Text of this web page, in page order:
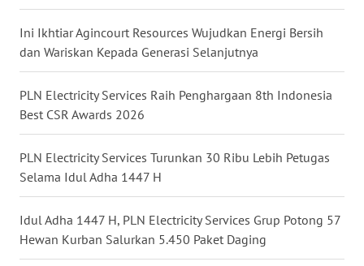
Ini Ikhtiar Agincourt Resources Wujudkan Energi Bersih
dan Wariskan Kepada Generasi Selanjutnya
PLN Electricity Services Raih Penghargaan 8th Indonesia
Best CSR Awards 2026
PLN Electricity Services Turunkan 30 Ribu Lebih Petugas
Selama Idul Adha 1447 H
Idul Adha 1447 H, PLN Electricity Services Grup Potong 57
Hewan Kurban Salurkan 5.450 Paket Daging
WN
LANGKAT
TAPANULI
SELATAN
WN
TANJUNG
LESUNG